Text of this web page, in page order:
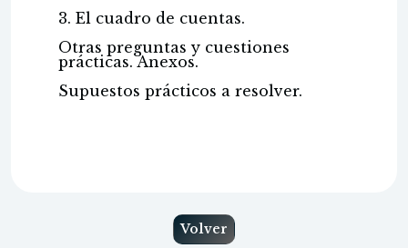
3. El cuadro de cuentas.
Otras preguntas y cuestiones
prácticas. Anexos.
Supuestos prácticos a resolver.
Volver